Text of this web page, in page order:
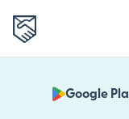
Google